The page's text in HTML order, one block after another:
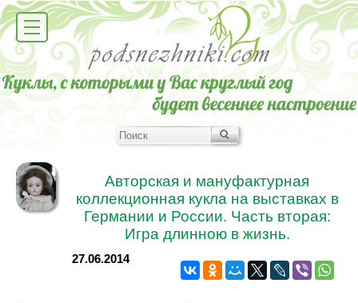
Авторская и мануфактурная
коллекционная кукла на выставках в
Германии и России. Часть вторая:
Игра длинною в жизнь.
27.06.2014